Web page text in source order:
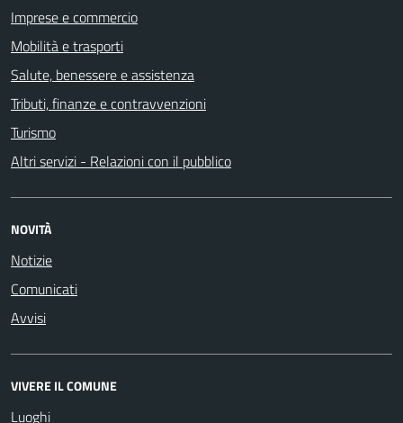
Imprese e commercio
Mobilità e trasporti
Salute, benessere e assistenza
Tributi, finanze e contravvenzioni
Turismo
Altri servizi - Relazioni con il pubblico
NOVITÀ
Notizie
Comunicati
Avvisi
VIVERE IL COMUNE
Luoghi